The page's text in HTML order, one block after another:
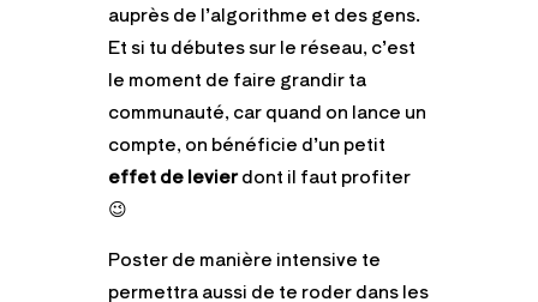
auprès de l’algorithme et des gens.
Et si tu débutes sur le réseau, c’est
le moment de faire grandir ta
communauté, car quand on lance un
compte, on bénéficie d’un petit
effet de levierdont il faut profiter
😉
Poster de manière intensive te
permettra aussi de te roder dans les